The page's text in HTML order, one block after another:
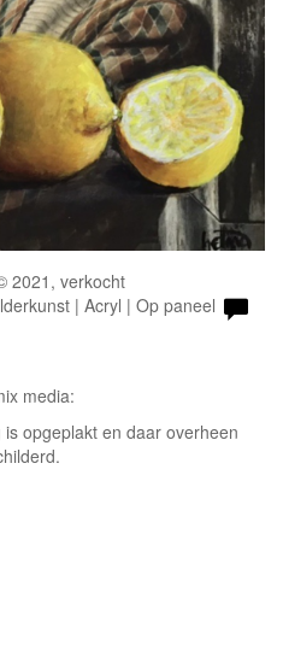
2021, verkocht
| Acryl | Op paneel
media:
opgeplakt en daar overheen